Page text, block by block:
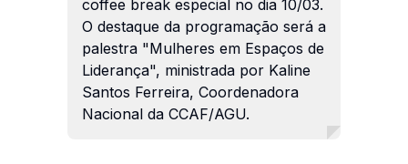
coffee break especial no dia 10/03.
O destaque da programação será a
palestra "Mulheres em Espaços de
Liderança", ministrada por Kaline
Santos Ferreira, Coordenadora
Nacional da CCAF/AGU.